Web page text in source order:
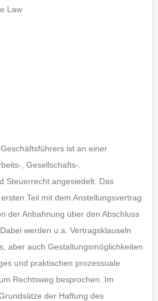
Law
ist an einer
, Gesellschafts-,
Steuerrecht angesiedelt. Das
Teil mit dem Anstellungsvertrag
der Anbahnung über den Abschluss
werden u.a. Vertragsklauseln
aber auch Gestaltungsmöglichkeiten
und praktischen prozessuale
Rechtsweg besprochen. Im
der Haftung des